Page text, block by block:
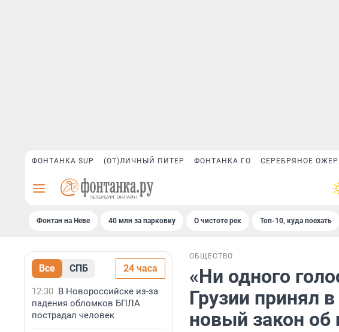
ФОНТАНКА SUP (ОТ)ЛИЧНЫЙ ПИТЕР ФОНТАНКА ГО СЕРЕБРЯНОЕ
Фонтан на Неве 40 млн за парковку О чистоте рек Топ-10, куда поехать
Все СПБ 24 часа
12:30 В Новороссийске из-за
падения обломков БПЛА
пострадал человек
ОБЩЕСТВО
«Ни одного
Грузии принял
новый закон об